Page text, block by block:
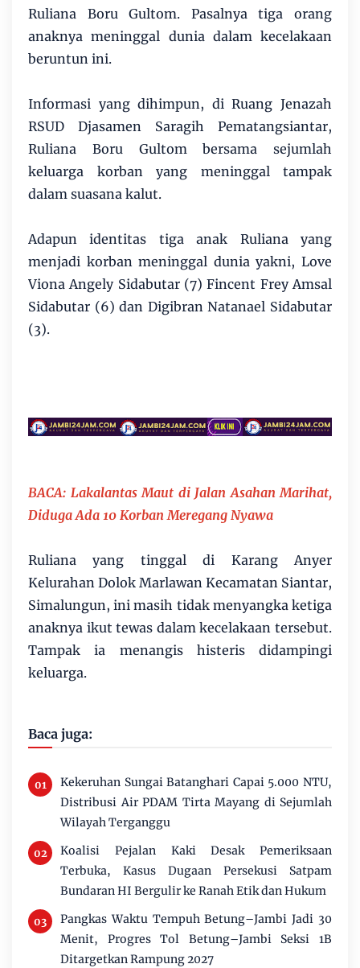
Ruliana Boru Gultom. Pasalnya tiga orang
anaknya meninggal dunia dalam kecelakaan
beruntun ini.
Informasi yang dihimpun, di Ruang Jenazah
RSUD Djasamen Saragih Pematangsiantar,
Ruliana Boru Gultom bersama sejumlah
keluarga korban yang meninggal tampak
dalam suasana kalut.
Adapun identitas tiga anak Ruliana yang
menjadi korban meninggal dunia yakni, Love
Viona Angely Sidabutar (7) Fincent Frey Amsal
Sidabutar (6) dan Digibran Natanael Sidabutar
(3).
BACA: Lakalantas Maut di Jalan Asahan Marihat,
Diduga Ada 10 Korban Meregang Nyawa
Ruliana yang tinggal di Karang Anyer
Kelurahan Dolok Marlawan Kecamatan Siantar,
Simalungun, ini masih tidak menyangka ketiga
anaknya ikut tewas dalam kecelakaan tersebut.
Tampak ia menangis histeris didampingi
keluarga.
Baca juga:
Kekeruhan Sungai Batanghari Capai 5.000 NTU,
Distribusi Air PDAM Tirta Mayang di Sejumlah
Wilayah Terganggu
Koalisi Pejalan Kaki Desak Pemeriksaan
Terbuka, Kasus Dugaan Persekusi Satpam
Bundaran HI Bergulir ke Ranah Etik dan Hukum
Pangkas Waktu Tempuh Betung–Jambi Jadi 30
Menit, Progres Tol Betung–Jambi Seksi 1B
Ditargetkan Rampung 2027